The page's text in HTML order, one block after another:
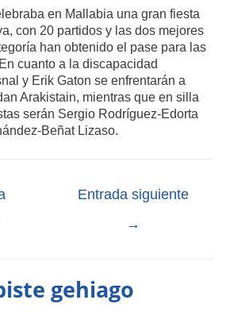
en Mallabia una gran fiesta
con 20 partidos y las dos mejores
han obtenido el pase para las
cuanto a la discapacidad
y Erik Gaton se enfrentarán a
Arakistain, mientras que en silla
serán Sergio Rodríguez-Edorta
Beñat Lizaso.
Entrada siguiente
→
gehiago